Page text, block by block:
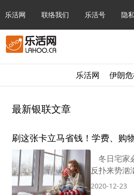
乐活网 联络我们 乐活号 隐
乐活网 伊朗
最新银联文章
刷这张卡立马省钱！学费、购
冬日宅家
反扑来势汹
2020-12-23